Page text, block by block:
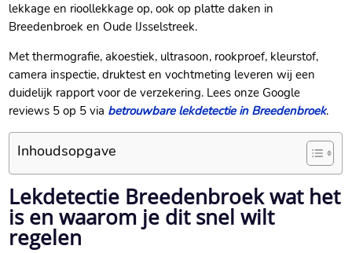
lekkage en rioollekkage op, ook op platte daken in
Breedenbroek en Oude IJsselstreek.​
Met thermografie, akoestiek, ultrasoon, rookproef, kleurstof,
camera inspectie, druktest en vochtmeting leveren wij een
duidelijk rapport voor de verzekering.​ Lees onze Google
reviews 5 op 5 via betrouwbare lekdetectie in Breedenbroek.​
Inhoudsopgave
Lekdetectie Breedenbroek wat het
is en waarom je dit snel wilt
regelen